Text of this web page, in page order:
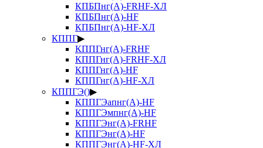
КПБПнг(А)-FRHF-ХЛ
КПБПнг(А)-HF
КПБПнг(А)-HF-ХЛ
КППГ▶
КППГнг(А)-FRHF
КППГнг(А)-FRHF-ХЛ
КППГнг(А)-HF
КППГнг(А)-HF-ХЛ
КППГЭ()▶
КППГЭапнг(А)-HF
КППГЭмпнг(А)-HF
КППГЭнг(А)-FRHF
КППГЭнг(А)-HF
КППГЭнг(А)-HF-ХЛ